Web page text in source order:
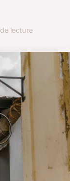
lecture